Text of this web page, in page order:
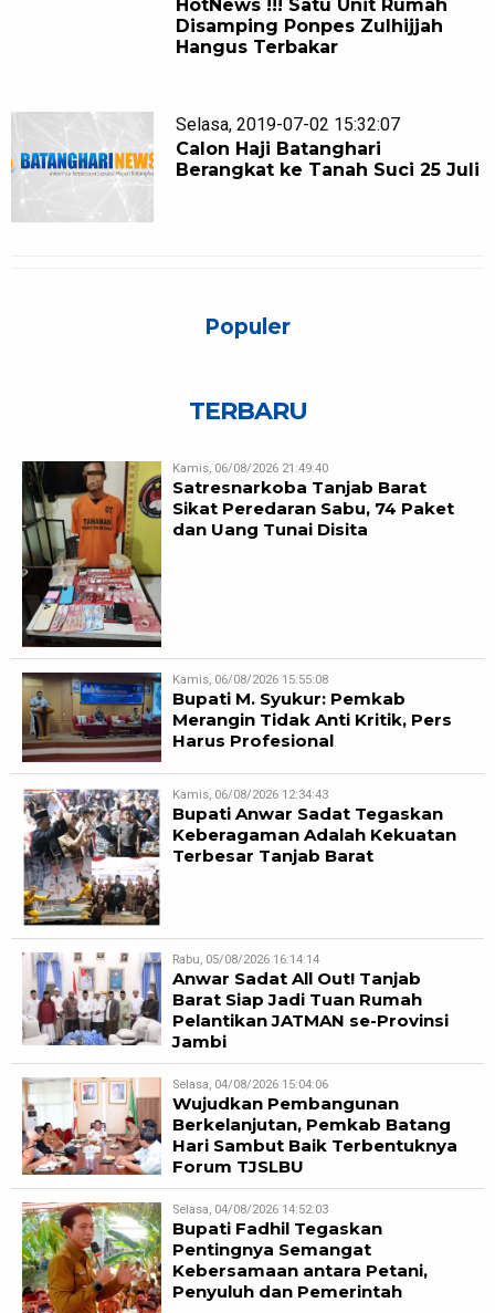
HotNews !!! Satu Unit Rumah
Disamping Ponpes Zulhijjah
Hangus Terbakar
Selasa, 2019-07-02 15:32:07
Calon Haji Batanghari
Berangkat ke Tanah Suci 25 Juli
Populer
TERBARU
Kamis, 06/08/2026 21:49:40
Satresnarkoba Tanjab Barat
Sikat Peredaran Sabu, 74 Paket
dan Uang Tunai Disita
Kamis, 06/08/2026 15:55:08
Bupati M. Syukur: Pemkab
Merangin Tidak Anti Kritik, Pers
Harus Profesional
Kamis, 06/08/2026 12:34:43
Bupati Anwar Sadat Tegaskan
Keberagaman Adalah Kekuatan
Terbesar Tanjab Barat
Rabu, 05/08/2026 16:14:14
Anwar Sadat All Out! Tanjab
Barat Siap Jadi Tuan Rumah
Pelantikan JATMAN se-Provinsi
Jambi
Selasa, 04/08/2026 15:04:06
Wujudkan Pembangunan
Berkelanjutan, Pemkab Batang
Hari Sambut Baik Terbentuknya
Forum TJSLBU
Selasa, 04/08/2026 14:52:03
Bupati Fadhil Tegaskan
Pentingnya Semangat
Kebersamaan antara Petani,
Penyuluh dan Pemerintah